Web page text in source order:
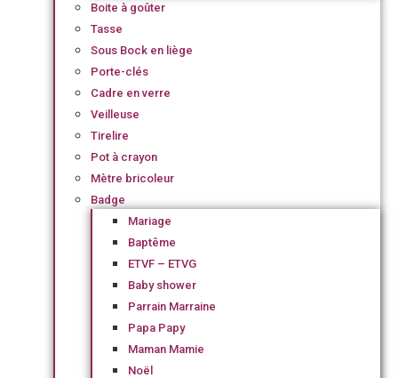
Boite à goûter
Tasse
Sous Bock en liège
Porte-clés
Cadre en verre
Veilleuse
Tirelire
Pot à crayon
Mètre bricoleur
Badge
Mariage
Baptême
ETVF – ETVG
Baby shower
Parrain Marraine
Papa Papy
Maman Mamie
Noël